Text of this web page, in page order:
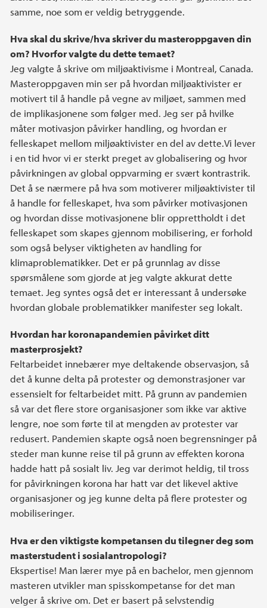
samme, noe som er veldig betryggende.
Hva skal du skrive/hva skriver du masteroppgaven din
om? Hvorfor valgte du dette temaet?
Jeg valgte å skrive om miljøaktivisme i Montreal, Canada.
Masteroppgaven min ser på hvordan miljøaktivister er
motivert til å handle på vegne av miljøet, sammen med
de implikasjonene som følger med. Jeg ser på hvilke
måter motivasjon påvirker handling, og hvordan er
felleskapet mellom miljøaktivister en del av dette.Vi lever
i en tid hvor vi er sterkt preget av globalisering og hvor
påvirkningen av global oppvarming er svært kontrastrik.
Det å se nærmere på hva som motiverer miljøaktivister til
å handle for felleskapet, hva som påvirker motivasjonen
og hvordan disse motivasjonene blir opprettholdt i det
felleskapet som skapes gjennom mobilisering, er forhold
som også belyser viktigheten av handling for
klimaproblematikker. Det er på grunnlag av disse
spørsmålene som gjorde at jeg valgte akkurat dette
temaet. Jeg syntes også det er interessant å undersøke
hvordan globale problematikker manifester seg lokalt.
Hvordan har koronapandemien påvirket ditt
masterprosjekt?
Feltarbeidet innebærer mye deltakende observasjon, så
det å kunne delta på protester og demonstrasjoner var
essensielt for feltarbeidet mitt. På grunn av pandemien
så var det flere store organisasjoner som ikke var aktive
lengre, noe som førte til at mengden av protester var
redusert. Pandemien skapte også noen begrensninger på
steder man kunne reise til på grunn av effekten korona
hadde hatt på sosialt liv. Jeg var derimot heldig, til tross
for påvirkningen korona har hatt var det likevel aktive
organisasjoner og jeg kunne delta på flere protester og
mobiliseringer.
Hva er den viktigste kompetansen du tilegner deg som
masterstudent i sosialantropologi?
Ekspertise! Man lærer mye på en bachelor, men gjennom
masteren utvikler man spisskompetanse for det man
velger å skrive om. Det er basert på selvstendig